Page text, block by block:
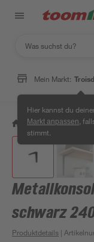
Mein Markt:
Hier kannst du
Markt anpassen ,
stimmt.
/ Wohnen &
schwarz
Produktdetails |